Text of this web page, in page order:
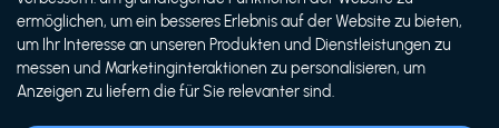
© 2021 FutureBens GmbH
ermöglichen, um ein besseres Erlebnis auf der Website zu bieten,
um Ihr Interesse an unseren Produkten und Dienstleistungen zu
messen und Marketinginteraktionen zu personalisieren, um
Anzeigen zu liefern die für Sie relevanter sind.